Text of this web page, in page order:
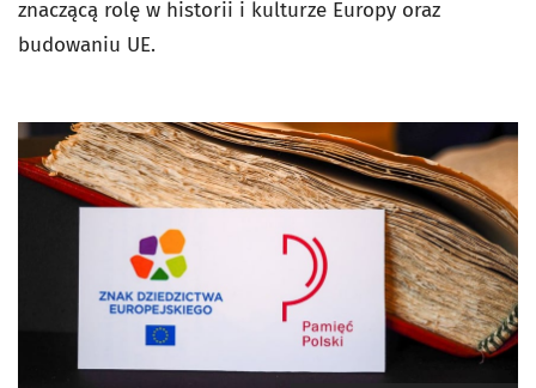
znaczącą rolę w historii i kulturze Europy oraz
budowaniu UE.